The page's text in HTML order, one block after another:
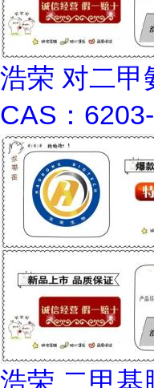
浩荣 对二甲
CAS：
浩荣 二甲基